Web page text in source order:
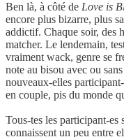
Ben là, à côté de Love is
encore plus bizarre, plus
addictif. Chaque soir, des
matcher. Le lendemain,
vraiment wack, genre se
note au bisou avec ou
nouveaux-elles
en couple, pis du monde
Tous-tes les participant-es
connaissent un peu entre